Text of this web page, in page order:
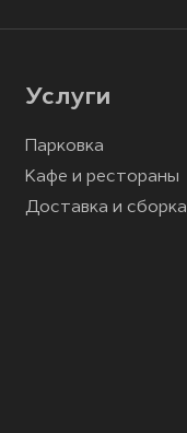
Услуги
Парковка
Кафе и рестораны
Доставка и сборка